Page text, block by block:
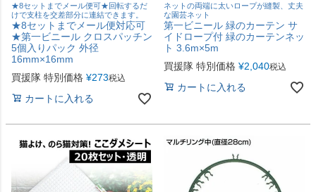
★8セットまでメール便可★回転するだ
けで支柱を交差部分に連結できます。
★8セットまでメール便対応可
★第一ビニール クロスパッチン
5個入りパック 外径
16mm×16mm
買援隊 特別価格 ¥273税込
カートに入れる
ネットの両端に太いロープが縫製、丈夫
な園芸ネット
第一ビニール 緑のカーテン サ
イドロープ付 緑のカーテンネッ
ト 3.6m×5m
買援隊 特別価格 ¥2,040税込
カートに入れる